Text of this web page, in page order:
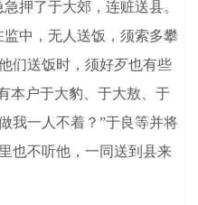
押了于大郊，连赃送县。
中，无人送饭，须索多攀
们送饭时，须好歹也有些
本户于大豹、于大敖、于
我一人不着？”于良等并将
也不听他，一同送到县来